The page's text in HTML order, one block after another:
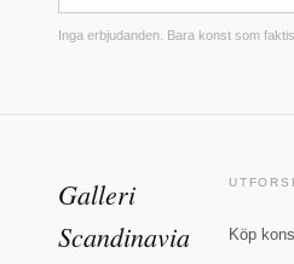
Inga erbjudanden. Bara konst som
Galleri
Scandinavia
Köp